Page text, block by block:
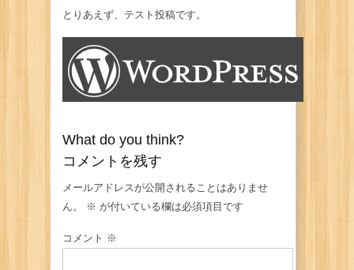
とりあえず、テスト投稿です。
What do you think?
コメントを残す
メールアドレスが公開されることはありませ
ん。
※ が付いている欄は必須項目です
コメント ※